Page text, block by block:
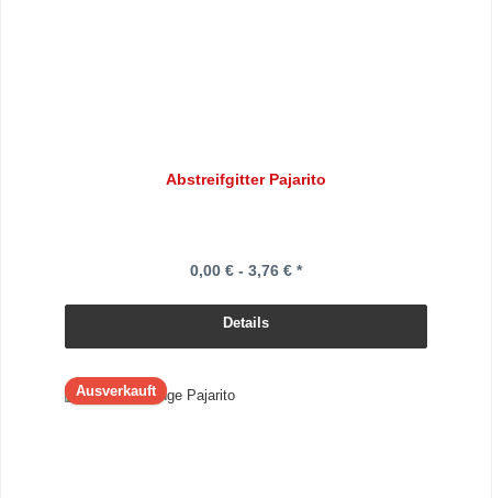
Abstreifgitter Pajarito
0,00 € - 3,76 € *
Details
Ausverkauft